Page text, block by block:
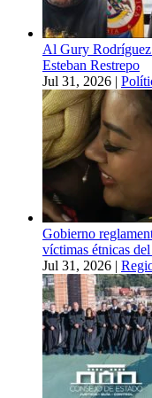
Al Gury Rodríguez
Esteban Restrepo
Jul 31, 2026 |
Gobierno
víctimas étnicas
Jul 31, 2026 |